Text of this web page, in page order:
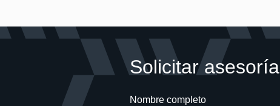
Solicitar asesoría
Nombre completo